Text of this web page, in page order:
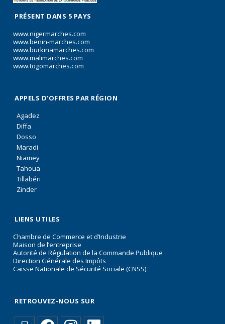
PRÉSENT DANS 5 PAYS
www.nigermarches.com
www.benin-marches.com
www.burkinamarches.com
www.malimarches.com
www.togomarches.com
APPELS D’OFFRES PAR RÉGION
Agadez
Diffa
Dosso
Maradi
Niamey
Tahoua
Tillabéri
Zinder
LIENS UTILES
Chambre de Commerce et d’Industrie
Maison de l’entreprise
Autorité de Régulation de la Commande Publique
Direction Générale des Impôts
Caisse Nationale de Sécurité Sociale (CNSS)
RETROUVEZ-NOUS SUR